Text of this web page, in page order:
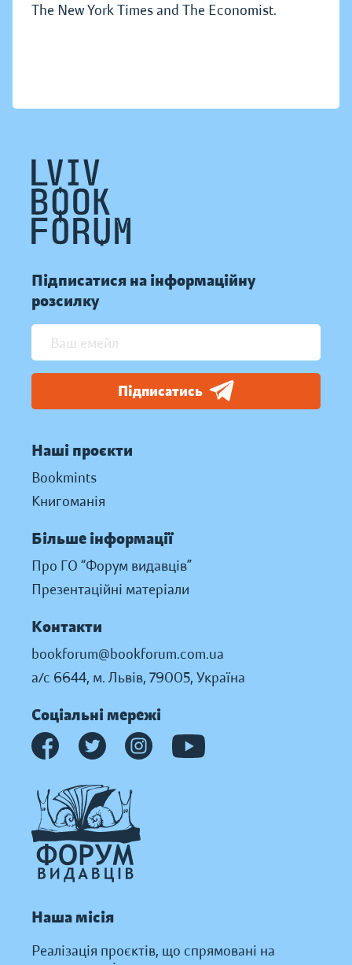
The New York Times and The Economist.
Підписатися на інформаційну
розсилку
Підписатись
Наші проєкти
Bookmints
Книгоманія
Більше інформації
Про ГО “Форум видавців”
Презентаційні матеріали
Контакти
bookforum@bookforum.com.ua
а/с 6644, м. Львів, 79005, Україна
Соціальні мережі
Наша місія
Реалізація проєктів, що спрямовані на